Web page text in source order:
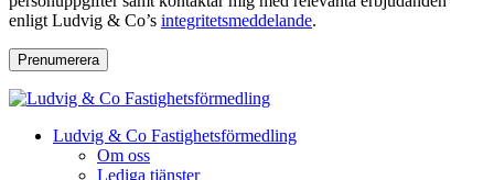
enligt Ludvig & Co’s integritetsmeddelande.
Prenumerera
Ludvig & Co Fastighetsförmedling
Om oss
Lediga tjänster